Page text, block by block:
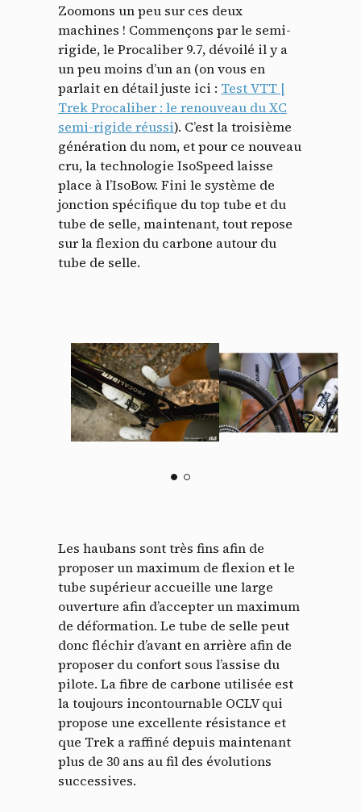
Zoomons un peu sur ces deux
machines ! Commençons par le semi-
rigide, le Procaliber 9.7, dévoilé il y a
un peu moins d’un an (on vous en
parlait en détail juste ici : Test VTT |
Trek Procaliber : le renouveau du XC
semi-rigide réussi). C’est la troisième
génération du nom, et pour ce nouveau
cru, la technologie IsoSpeed laisse
place à l’IsoBow. Fini le système de
jonction spécifique du top tube et du
tube de selle, maintenant, tout repose
sur la flexion du carbone autour du
tube de selle.
Les haubans sont très fins afin de
proposer un maximum de flexion et le
tube supérieur accueille une large
ouverture afin d’accepter un maximum
de déformation. Le tube de selle peut
donc fléchir d’avant en arrière afin de
proposer du confort sous l’assise du
pilote. La fibre de carbone utilisée est
la toujours incontournable OCLV qui
propose une excellente résistance et
que Trek a raffiné depuis maintenant
plus de 30 ans au fil des évolutions
successives.